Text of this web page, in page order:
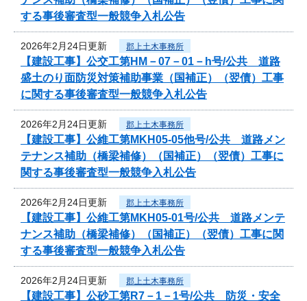
する事後審査型一般競争入札公告
2026年2月24日更新 郡上土木事務所
【建設工事】公交工第HM－07－01－h号/公共 道路
盛土のり面防災対策補助事業（国補正）（翌債）工事
に関する事後審査型一般競争入札公告
2026年2月24日更新 郡上土木事務所
【建設工事】公維工第MKH05-05他号/公共 道路メン
テナンス補助（橋梁補修）（国補正）（翌債）工事に
関する事後審査型一般競争入札公告
2026年2月24日更新 郡上土木事務所
【建設工事】公維工第MKH05-01号/公共 道路メンテ
ナンス補助（橋梁補修）（国補正）（翌債）工事に関
する事後審査型一般競争入札公告
2026年2月24日更新 郡上土木事務所
【建設工事】公砂工第R7－1－1号/公共 防災・安全